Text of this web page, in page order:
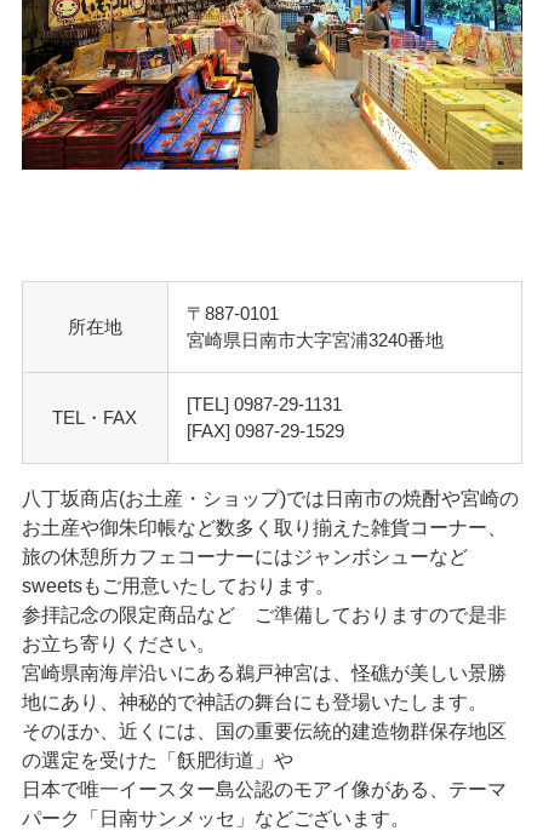
所在地
〒887-0101
宮崎県日南市大字宮浦3240番地
TEL・FAX
[TEL] 0987-29-1131
[FAX] 0987-29-1529
八丁坂商店(お土産・ショップ)では日南市の焼酎や宮崎の
お土産や御朱印帳など数多く取り揃えた雑貨コーナー、
旅の休憩所カフェコーナーにはジャンボシューなど
sweetsもご用意いたしております。
参拝記念の限定商品など ご準備しておりますので是非
お立ち寄りください。
宮崎県南海岸沿いにある鵜戸神宮は、怪礁が美しい景勝
地にあり、神秘的で神話の舞台にも登場いたします。
そのほか、近くには、国の重要伝統的建造物群保存地区
の選定を受けた「飫肥街道」や
日本で唯一イースター島公認のモアイ像がある、テーマ
パーク「日南サンメッセ」などございます。